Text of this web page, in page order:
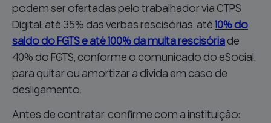
podem ser ofertadas pelo trabalhador via CTPS
Digital: até 35% das verbas rescisórias, até10% do
saldo do FGTS e até 100% da multa rescisóriade
40% do FGTS, conforme o comunicado do eSocial,
para quitar ou amortizar a dívida em caso de
desligamento.
Antes de contratar, confirme com a instituição: